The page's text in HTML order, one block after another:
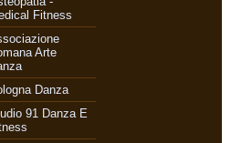
Fitness
Arte
Danza
91 Danza E